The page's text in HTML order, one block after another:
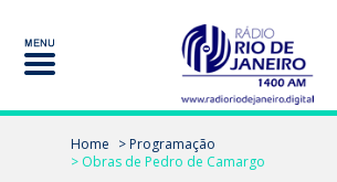
Home > Programação
> Obras de Pedro de Camargo